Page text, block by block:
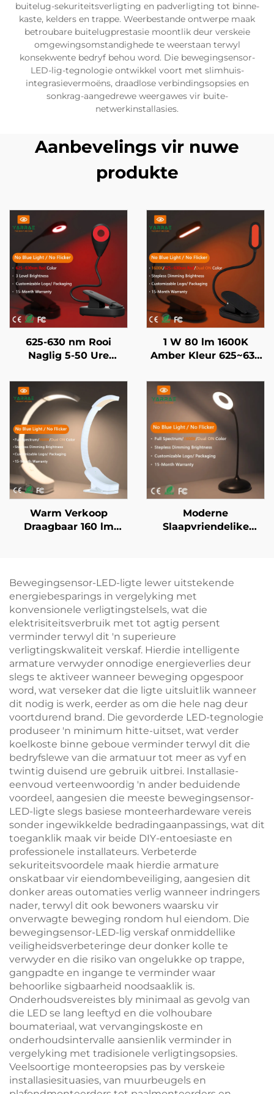
buitelug-sekuriteitsverligting en padverligting tot binne-
kaste, kelders en trappe. Weerbestande ontwerpe maak
betroubare buitelugprestasie moontlik deur verskeie
omgewingsomstandighede te weerstaan terwyl
konsekwente bedryf behou word. Die bewegingsensor-
LED-lig-tegnologie ontwikkel voort met slimhuis-
integrasievermoëns, draadlose verbindingsopsies en
sonkrag-aangedrewe weergawes vir buite-
netwerkinstallasies.
Aanbevelings vir nuwe
produkte
625-630 nm Rooi
Naglig 5-50 Ure
Instellings Swart
Liggaam Vinnige 1-Uur
USB Herlaai
1 W 80 lm 1600K
Amber Kleur 625~630
Blou Lig Swart
Liggaam LED Boeklig
Warm Verkoop
Draagbaar 160 lm
Wit Liggaam LED
Boeklig
Moderne
Slaapvriendelike
Verdowwer met
Geheue 1800mAh
Battery 18H
Bewegingsensor-LED-ligte lewer uitstekende
energiebesparings in vergelyking met
konvensionele verligtingstelsels, wat die
elektrisiteitsverbruik met tot agtig persent
verminder terwyl dit 'n superieure
verligtingskwaliteit verskaf. Hierdie intelligente
armature verwyder onnodige energieverlies deur
slegs te aktiveer wanneer beweging opgespoor
word, wat verseker dat die ligte uitsluitlik wanneer
dit nodig is werk, eerder as om die hele nag deur
voortdurend brand. Die gevorderde LED-tegnologie
produseer 'n minimum hitte-uitset, wat verder
koelkoste binne geboue verminder terwyl dit die
bedryfslewe van die armatuur tot meer as vyf en
twintig duisend ure gebruik uitbrei. Installasie-
eenvoud verteenwoordig 'n ander beduidende
voordeel, aangesien die meeste bewegingsensor-
LED-ligte slegs basiese monteerhardeware vereis
sonder ingewikkelde bedradingaanpassings, wat dit
toeganklik maak vir beide DIY-entoesiaste en
professionele installateurs. Verbeterde
sekuriteitsvoordele maak hierdie armature
onskatbaar vir eiendombeveiliging, aangesien dit
donker areas outomaties verlig wanneer indringers
nader, terwyl dit ook bewoners waarsku vir
onverwagte beweging rondom hul eiendom. Die
bewegingsensor-LED-lig verskaf onmiddellike
veiligheidsverbeteringe deur donker kolle te
verwyder en die risiko van ongelukke op trappe,
gangpadte en ingange te verminder waar
behoorlike sigbaarheid noodsaaklik is.
Onderhoudsvereistes bly minimaal as gevolg van
die LED se lang leeftyd en die volhoubare
boumateriaal, wat vervangingskoste en
onderhoudsintervalle aansienlik verminder in
vergelyking met tradisionele verligtingsopsies.
Veelsoortige monteeropsies pas by verskeie
installasiesituasies, van muurbeugels en